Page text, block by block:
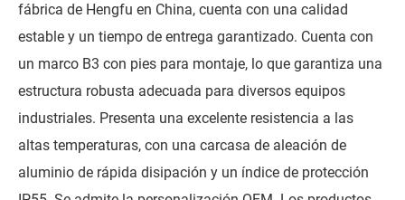
fábrica de Hengfu en China, cuenta con una calidad
estable y un tiempo de entrega garantizado. Cuenta con
un marco B3 con pies para montaje, lo que garantiza una
estructura robusta adecuada para diversos equipos
industriales. Presenta una excelente resistencia a las
altas temperaturas, con una carcasa de aleación de
aluminio de rápida disipación y un índice de protección